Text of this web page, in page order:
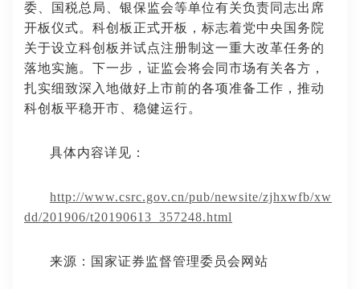
委、国税总局、银保监会等单位有关负责同志出席
开板仪式。科创板正式开板，标志着党中央国务院
关于设立科创板并试点注册制这一重大改革任务的
落地实施。下一步，证监会将会同市场有关各方，
扎实细致深入地做好上市前的各项准备工作，推动
科创板平稳开市、稳健运行。
具体内容详见：
http://www.csrc.gov.cn/pub/newsite/zjhxwfb/xw
dd/201906/t20190613_357248.html
来源：国家证券监督管理委员会网站